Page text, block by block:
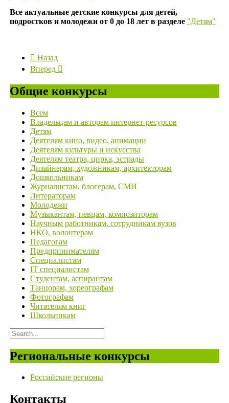
Все актуальные детские конкурсы для детей,
подростков и молодежи от 0 до 18 лет в разделе "Детям"
Назад
Вперед
Общие конкурсы
Всем
Владельцам и авторам интернет-ресурсов
Детям
Деятелям кино, видео, анимации
Деятелям культуры и искусства
Деятелям театра, цирка, эстрады
Дизайнерам, художникам, архитекторам
Дошкольникам
Журналистам, блогерам, СМИ
Литераторам
Молодежи
Музыкантам, певцам, композиторам
Научным работникам, сотрудникам вузов
НКО, волонтерам
Педагогам
Предпринимателям
Специалистам
IT специалистам
Студентам, аспирантам
Танцорам, хореографам
Фотографам
Читателям книг
Школьникам
Региональные конкурсы
Российские регионы
Контакты